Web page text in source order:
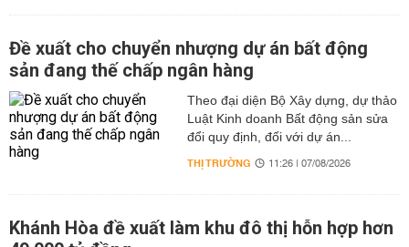
Đề xuất cho chuyển nhượng dự án bất động
sản đang thế chấp ngân hàng
Theo đại diện Bộ Xây dựng, dự thảo
Luật Kinh doanh Bất động sản sửa
đổi quy định, đối với dự án...
THỊ TRƯỜNG 11:26 | 07/08/2026
Khánh Hòa đề xuất làm khu đô thị hỗn hợp hơn